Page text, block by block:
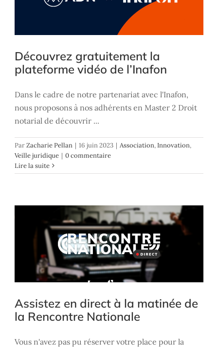
Découvrez gratuitement la
plateforme vidéo de l’Inafon
Dans le cadre de notre partenariat avec l'Inafon,
nous proposons à nos adhérents en Master 2 Droit
notarial de découvrir ...
ParZacharie Pellan | 16 juin 2023 | Association,Innovation,
Veille juridique | 0 commentaire
Lire la suiteAssistez en direct à la matinée de la
Assistez en direct à la matinée de
la Rencontre Nationale
Vous n'avez pas pu réserver votre place pour la